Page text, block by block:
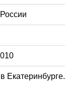
Екатеринбурге.